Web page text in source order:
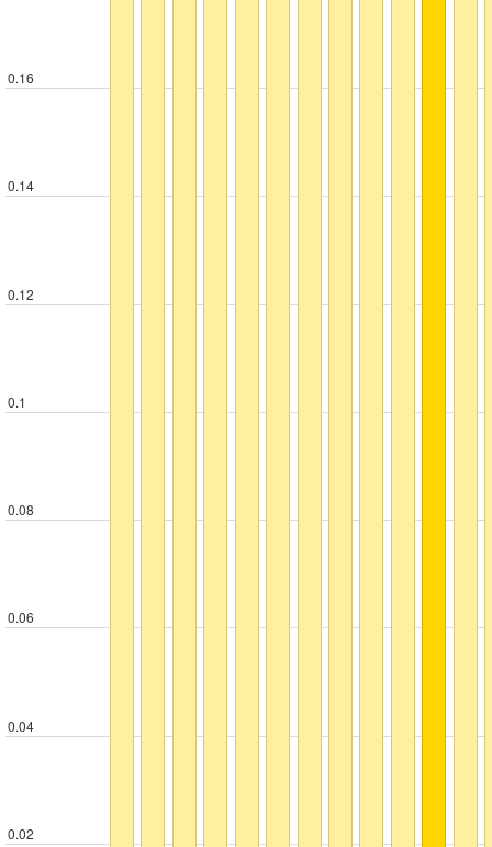
0.02
0.04
0.06
0.08
0.1
0.12
0.14
0.16